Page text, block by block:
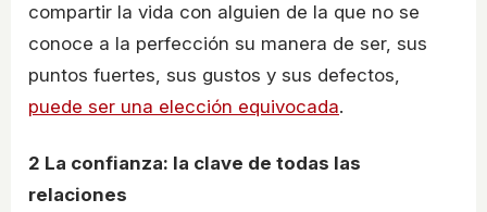
compartir la vida con alguien de la que no se
conoce a la perfección su manera de ser, sus
puntos fuertes, sus gustos y sus defectos,
puede ser una elección equivocada.
2 La confianza: la clave de todas las
relaciones